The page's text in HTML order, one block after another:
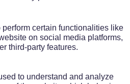
certain functionalities like
on social media platforms,
third-party features.
to understand and analyze